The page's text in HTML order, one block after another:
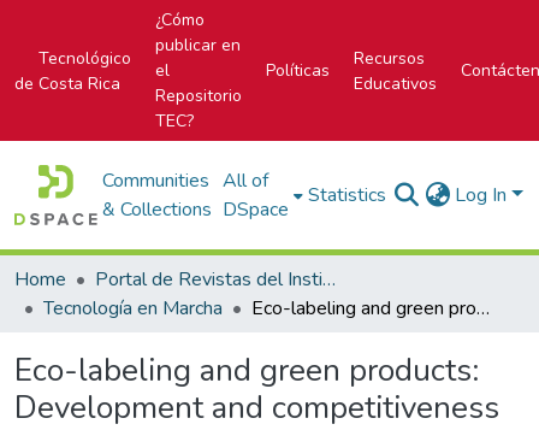
Tecnológico
de Costa Rica
¿Cómo
publicar en
el
Repositorio
TEC?
Políticas
Recursos
Educativos
Communities
& Collections
All of
DSpace
Statistics Log In
Home
Portal de Revistas del Instituto Tecnológico de Costa Rica
Tecnología en Marcha
Eco-labeling and green products: Development and competitiveness
Eco-labeling and green products:
Development and competitiveness